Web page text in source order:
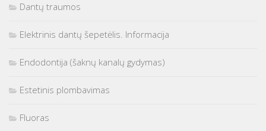
Dantų traumos
Elektrinis dantų šepetėlis. Informacija
Endodontija (šaknų kanalų gydymas)
Estetinis plombavimas
Fluoras